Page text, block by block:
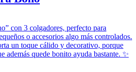
con 3 colgadores, perfecto para
o accesorios algo más controlados.
un toque cálido y decorativo, porque
además quede bonito ayuda bastante. ✨